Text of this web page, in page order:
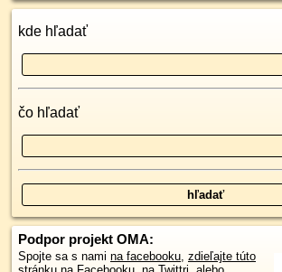
kde hľadať
čo hľadať
Podpor projekt OMA:
Spojte sa s nami na facebooku, zdieľajte túto